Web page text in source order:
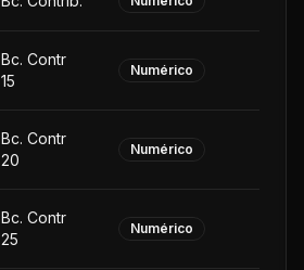
Bc. Contr
15
Numérico
Bc. Contr
20
Numérico
Bc. Contr
25
Numérico